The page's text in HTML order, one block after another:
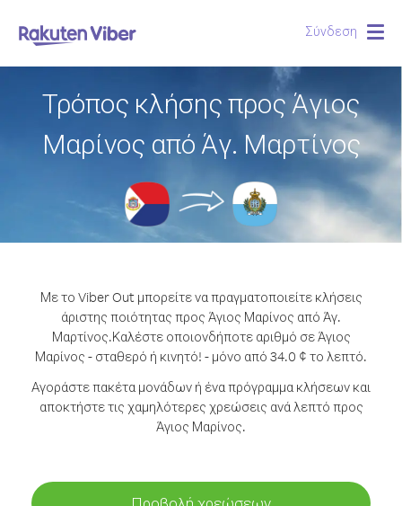
Σύνδεση
Τρόπος κλήσης προς Άγιος
Μαρίνος από Άγ. Μαρτίνος
Με το Viber Out μπορείτε να πραγματοποιείτε κλήσεις
άριστης ποιότητας προς Άγιος Μαρίνος από Άγ.
Μαρτίνος.Καλέστε οποιονδήποτε αριθμό σε Άγιος
Μαρίνος - σταθερό ή κινητό! - μόνο από 34.0 ¢ το λεπτό.
Αγοράστε πακέτα μονάδων ή ένα πρόγραμμα κλήσεων και
αποκτήστε τις χαμηλότερες χρεώσεις ανά λεπτό προς
Άγιος Μαρίνος.